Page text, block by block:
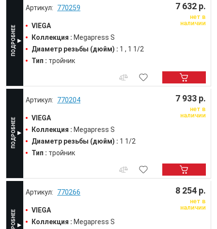
770259
VIEGA
Коллекция : Megapress S
Диаметр резьбы (дюйм) : 1
1 1/2
Тип : тройник
7 632 р.
нет в
наличии
770204
VIEGA
Коллекция : Megapress S
Диаметр резьбы (дюйм) : 1 1/2
Тип : тройник
7 933 р.
нет в
наличии
770266
VIEGA
Коллекция : Megapress S
8 254 р.
нет в
наличии